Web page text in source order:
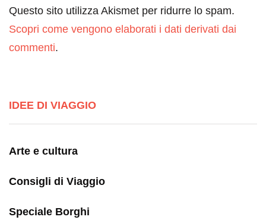
Questo sito utilizza Akismet per ridurre lo spam.
Scopri come vengono elaborati i dati derivati dai
commenti.
IDEE DI VIAGGIO
Arte e cultura
Consigli di Viaggio
Speciale Borghi